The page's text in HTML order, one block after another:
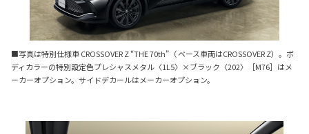
■写真は特別仕様車 CROSSOVER Z “THE 70th”（ ベース車両はCROSSOVER Z）。ボ
ディカラーの特別設定色プレシャスメタル〈1L5〉×ブラック〈202〉［M76］はメ
ーカーオプション。サイドデカールはメーカーオプション。